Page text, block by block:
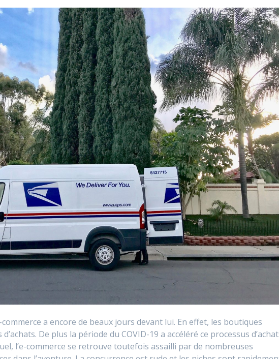
commerce a encore de beaux jours devant lui. En effet, les boutiques
De plus la période du COVID-19 a accéléré ce processus
l’e-commerce se retrouve toutefois assailli par de nombreuses